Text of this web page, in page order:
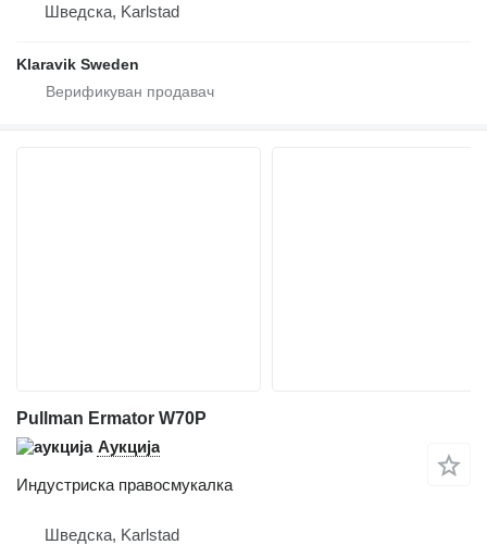
Шведска, Karlstad
Klaravik Sweden
Pullman Ermator W70P
Аукција
Индустриска правосмукалка
Шведска, Karlstad